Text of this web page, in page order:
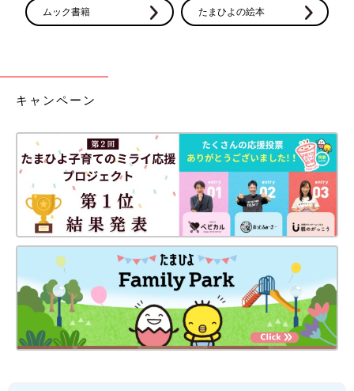
ムック書籍 たまひよの絵本
キャンペーン